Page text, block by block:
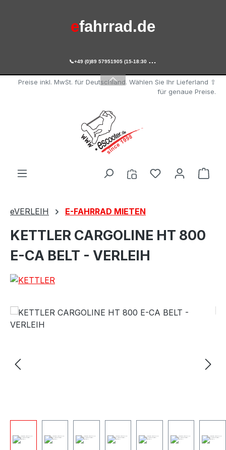
escooter.de
efahrrad.de

+49 (0)89 57951905 (15-18:30 Uhr)
Preise inkl. MwSt. für Deutschland. Wählen Sie Ihr Lieferland ⇧
für genaue Preise.
Du hast 0
eVERLEIH E-FAHRRAD MIETEN
KETTLER CARGOLINE HT 800
E-CA BELT - VERLEIH